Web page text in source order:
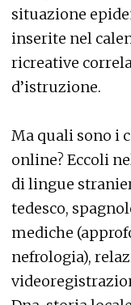
situazione
inserite nel
ricreative
d’istruzione.
Ma quali sono i
online? Eccoli
di lingue
tedesco,
mediche
nefrologia),